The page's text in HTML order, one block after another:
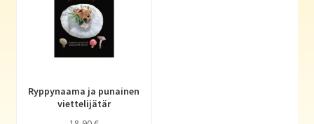
Ryppynaama ja punainen
viettelijätär